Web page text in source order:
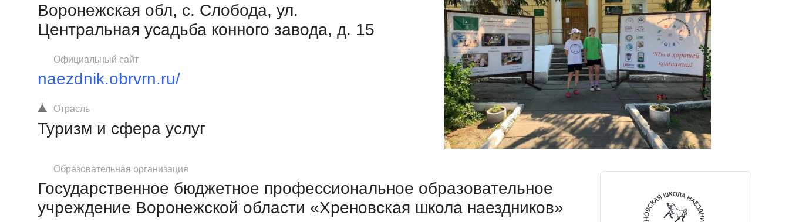
Воронежская обл, с. Слобода, ул.
Центральная усадьба конного завода, д. 15
Официальный сайт
naezdnik.obrvrn.ru/
Отрасль
Туризм и сфера услуг
Образовательная организация
Государственное бюджетное профессиональное образовательное
учреждение Воронежской области «Хреновская школа наездников»